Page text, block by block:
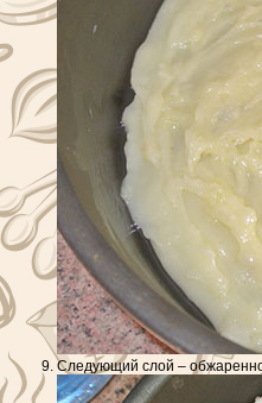
Следующий слой –